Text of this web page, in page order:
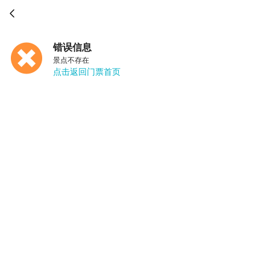

错误信息
景点不存在
点击返回门票首页